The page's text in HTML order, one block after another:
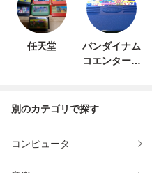
任天堂
バンダイナム
コエンターテ
別のカテゴリで探す
コンピュータ